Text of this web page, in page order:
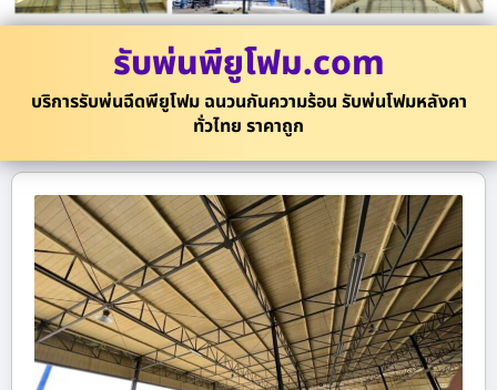
รับพ่นพียูโฟม.com
บริการรับพ่นฉีดพียูโฟม ฉนวนกันความร้อน รับพ่นโฟมหลังคา
ทั่วไทย ราคาถูก